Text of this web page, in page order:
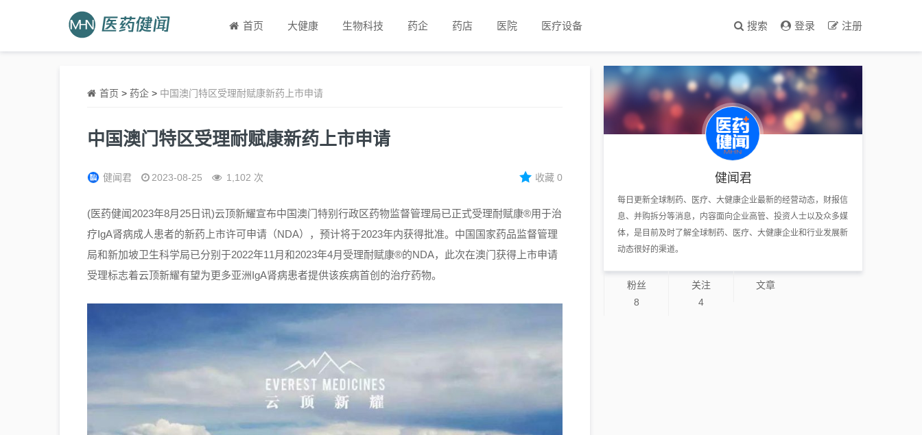
首页 大健康 生物科技 药企 药店 医院 医疗设备 搜索 登录 注册
首页 > 药企 > 中国澳门特区受理耐赋康新药上市申请
中国澳门特区受理耐赋康新药上市申请
健闻君 2023-08-25 1,102 次 收藏0
(医药健闻2023年8月25日讯)云顶新耀宣布中国澳门特别行政区药物监督管理局已正式受理耐赋康®用于治
疗IgA肾病成人患者的新药上市许可申请（NDA），预计将于2023年内获得批准。中国国家药品监督管理
局和新加坡卫生科学局已分别于2022年11月和2023年4月受理耐赋康®的NDA，此次在澳门获得上市申请
受理标志着云顶新耀有望为更多亚洲IgA肾病患者提供该疾病首创的治疗药物。
健闻君
每日更新全球制药、医疗、大健康企业最新的经营动态，财报信
息、并购拆分等消息，内容面向企业高管、投资人士以及众多媒
体，是目前及时了解全球制药、医疗、大健康企业和行业发展新
动态很好的渠道。
粉丝
8
关注
4
文章